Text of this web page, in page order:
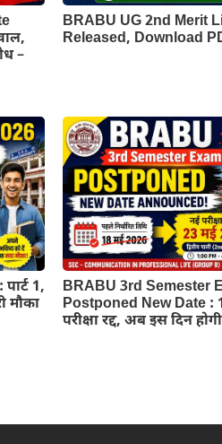
–
BRABU UG 2nd Merit
Released, Download
1,
मौका
BRABU 3rd Semester
Postponed New Date :
परीक्षा रद्द, अब इस दिन होगी